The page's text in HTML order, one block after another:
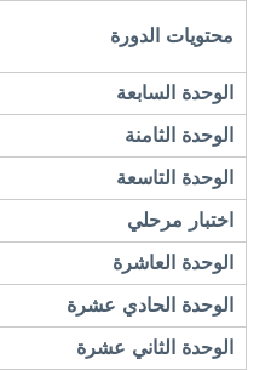
محتويات الدورة
الوحدة السابعة
الوحدة الثامنة
الوحدة التاسعة
اختبار مرحلي
الوحدة العاشرة
الوحدة الحادي عشرة
الوحدة الثاني عشرة